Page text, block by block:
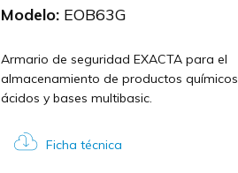
Modelo: EOB63G
Armario de seguridad EXACTA para el
almacenamiento de productos químicos
ácidos y bases multibasic.
Ficha técnica